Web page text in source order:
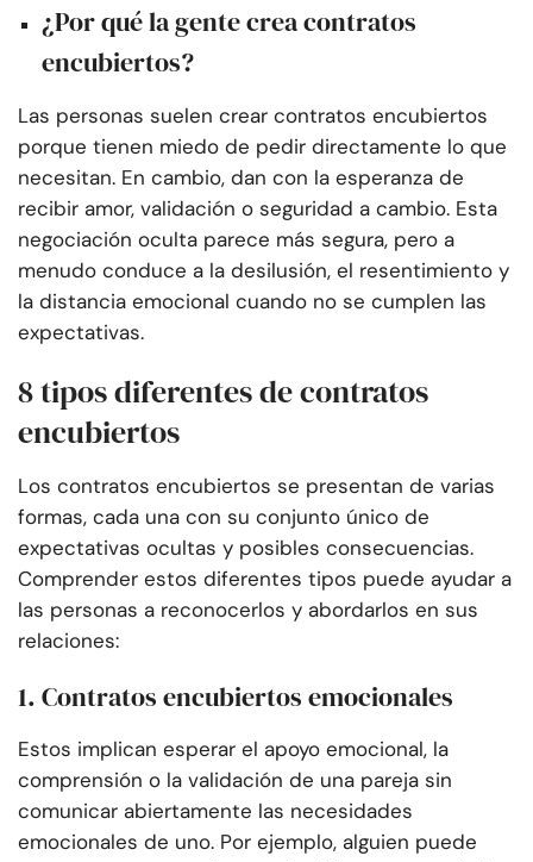
¿Por qué la gente crea contratos
encubiertos?
Las personas suelen crear contratos encubiertos
porque tienen miedo de pedir directamente lo que
necesitan. En cambio, dan con la esperanza de
recibir amor, validación o seguridad a cambio. Esta
negociación oculta parece más segura, pero a
menudo conduce a la desilusión, el resentimiento y
la distancia emocional cuando no se cumplen las
expectativas.
8 tipos diferentes de contratos
encubiertos
Los contratos encubiertos se presentan de varias
formas, cada una con su conjunto único de
expectativas ocultas y posibles consecuencias.
Comprender estos diferentes tipos puede ayudar a
las personas a reconocerlos y abordarlos en sus
relaciones:
1. Contratos encubiertos emocionales
Estos implican esperar el apoyo emocional, la
comprensión o la validación de una pareja sin
comunicar abiertamente las necesidades
emocionales de uno. Por ejemplo, alguien puede